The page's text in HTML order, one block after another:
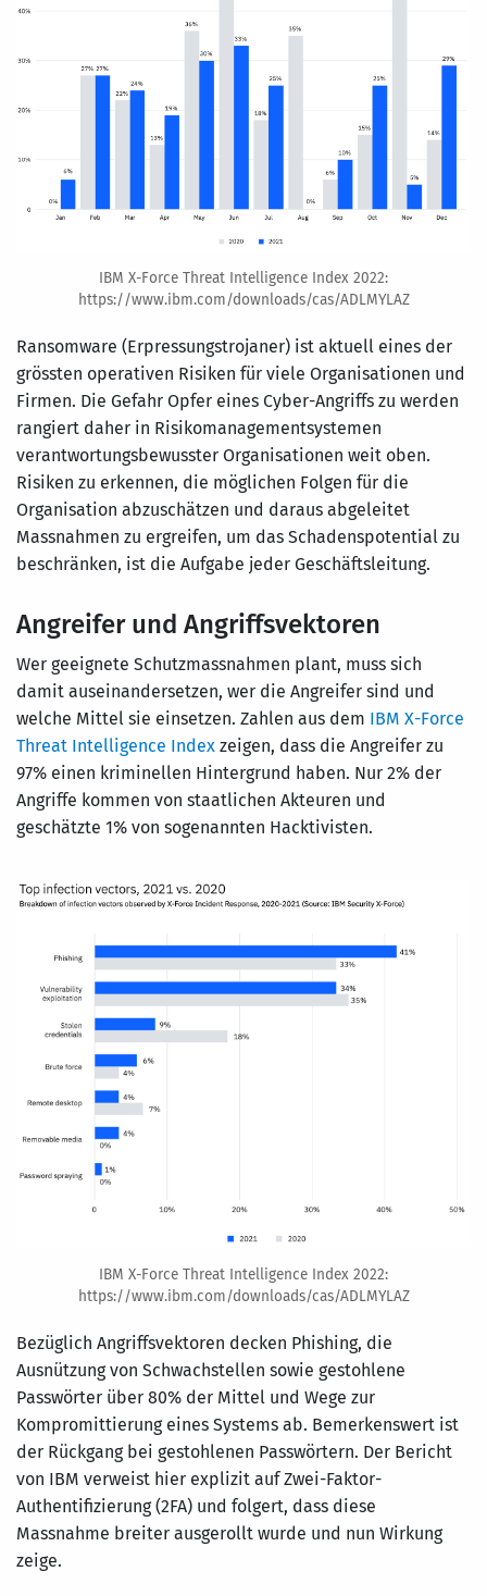
IBM X-Force Threat Intelligence Index 2022:
https://www.ibm.com/downloads/cas/ADLMYLAZ
Ransomware (Erpressungstrojaner) ist aktuell eines der
grössten operativen Risiken für viele Organisationen und
Firmen. Die Gefahr Opfer eines Cyber-Angriffs zu werden
rangiert daher in Risikomanagementsystemen
verantwortungsbewusster Organisationen weit oben.
Risiken zu erkennen, die möglichen Folgen für die
Organisation abzuschätzen und daraus abgeleitet
Massnahmen zu ergreifen, um das Schadenspotential zu
beschränken, ist die Aufgabe jeder Geschäftsleitung.
Angreifer und Angriffsvektoren
Wer geeignete Schutzmassnahmen plant, muss sich
damit auseinandersetzen, wer die Angreifer sind und
welche Mittel sie einsetzen. Zahlen aus dem IBM X-Force
Threat Intelligence Index zeigen, dass die Angreifer zu
97% einen kriminellen Hintergrund haben. Nur 2% der
Angriffe kommen von staatlichen Akteuren und
geschätzte 1% von sogenannten Hacktivisten.
IBM X-Force Threat Intelligence Index 2022:
https://www.ibm.com/downloads/cas/ADLMYLAZ
Bezüglich Angriffsvektoren decken Phishing, die
Ausnützung von Schwachstellen sowie gestohlene
Passwörter über 80% der Mittel und Wege zur
Kompromittierung eines Systems ab. Bemerkenswert ist
der Rückgang bei gestohlenen Passwörtern. Der Bericht
von IBM verweist hier explizit auf Zwei-Faktor-
Authentifizierung (2FA) und folgert, dass diese
Massnahme breiter ausgerollt wurde und nun Wirkung
zeige.